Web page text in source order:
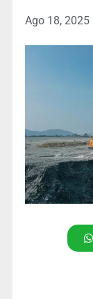
Ago 18, 2025